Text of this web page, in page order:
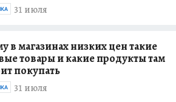
31 июля
в магазинах низких цен такие
товары и какие продукты там
покупать
31 июля